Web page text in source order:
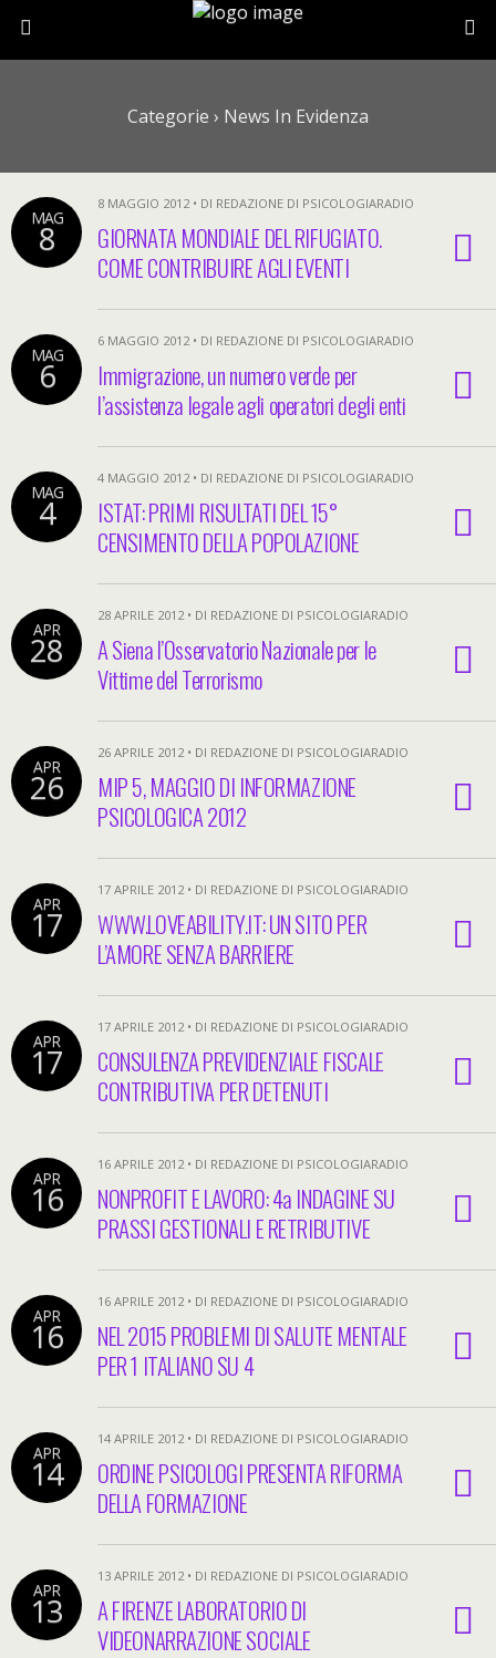
Categorie › News In Evidenza
MAG
8
8 MAGGIO 2012 • DI REDAZIONE DI PSICOLOGIARADIO
GIORNATA MONDIALE DEL RIFUGIATO.
COME CONTRIBUIRE AGLI EVENTI
MAG
6
6 MAGGIO 2012 • DI REDAZIONE DI PSICOLOGIARADIO
Immigrazione, un numero verde per
l’assistenza legale agli operatori degli enti
MAG
4
4 MAGGIO 2012 • DI REDAZIONE DI PSICOLOGIARADIO
ISTAT: PRIMI RISULTATI DEL 15°
CENSIMENTO DELLA POPOLAZIONE
APR
28
28 APRILE 2012 • DI REDAZIONE DI PSICOLOGIARADIO
A Siena l’Osservatorio Nazionale per le
Vittime del Terrorismo
APR
26
26 APRILE 2012 • DI REDAZIONE DI PSICOLOGIARADIO
MIP 5, MAGGIO DI INFORMAZIONE
PSICOLOGICA 2012
APR
17
17 APRILE 2012 • DI REDAZIONE DI PSICOLOGIARADIO
WWW.LOVEABILITY.IT: UN SITO PER
L’AMORE SENZA BARRIERE
APR
17
17 APRILE 2012 • DI REDAZIONE DI PSICOLOGIARADIO
CONSULENZA PREVIDENZIALE FISCALE
CONTRIBUTIVA PER DETENUTI
APR
16
16 APRILE 2012 • DI REDAZIONE DI PSICOLOGIARADIO
NONPROFIT E LAVORO: 4a INDAGINE SU
PRASSI GESTIONALI E RETRIBUTIVE
APR
16
16 APRILE 2012 • DI REDAZIONE DI PSICOLOGIARADIO
NEL 2015 PROBLEMI DI SALUTE MENTALE
PER 1 ITALIANO SU 4
APR
14
14 APRILE 2012 • DI REDAZIONE DI PSICOLOGIARADIO
ORDINE PSICOLOGI PRESENTA RIFORMA
DELLA FORMAZIONE
APR
13
13 APRILE 2012 • DI REDAZIONE DI PSICOLOGIARADIO
A FIRENZE LABORATORIO DI
VIDEONARRAZIONE SOCIALE